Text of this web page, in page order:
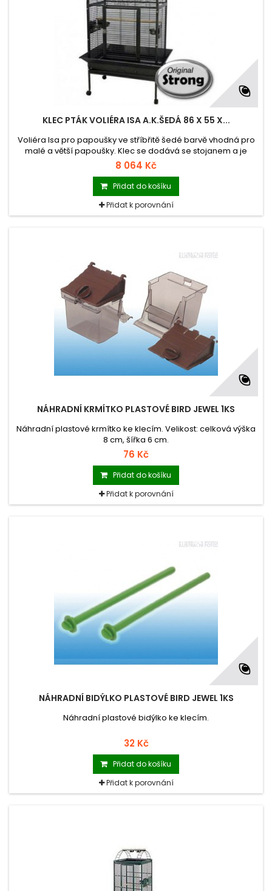
KLEC PTÁK VOLIÉRA ISA A.K.ŠEDÁ 86 X 55 X...
Voliéra Isa pro papoušky ve stříbřitě šedé barvě vhodná pro
malé a větší papoušky. Klec se dodává se stojanem a je
vybavená kolečky, čímž je umožněna pojízdnost klece a
spodními ochrannými bočními lištami proti znečišťování okolí
klece. U tohoto zboží je možný pouze osobní odběr.
8 064 Kč
Přidat do košíku
Přidat k porovnání
NÁHRADNÍ KRMÍTKO PLASTOVÉ BIRD JEWEL 1KS
Náhradní plastové krmítko ke klecím. Velikost: celková výška
8 cm, šířka 6 cm.
76 Kč
Přidat do košíku
Přidat k porovnání
NÁHRADNÍ BIDÝLKO PLASTOVÉ BIRD JEWEL 1KS
Náhradní plastové bidýlko ke klecím.
32 Kč
Přidat do košíku
Přidat k porovnání